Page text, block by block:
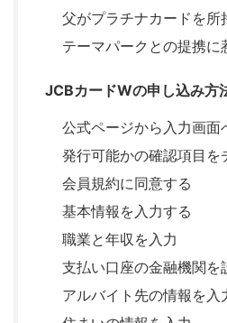
父がプラチナカードを所
テーマパークとの提携に
JCBカードWの申し込み方
公式ページから入力画面
発行可能かの確認項目を
会員規約に同意する
基本情報を入力する
職業と年収を入力
支払い口座の金融機関を
アルバイト先の情報を入